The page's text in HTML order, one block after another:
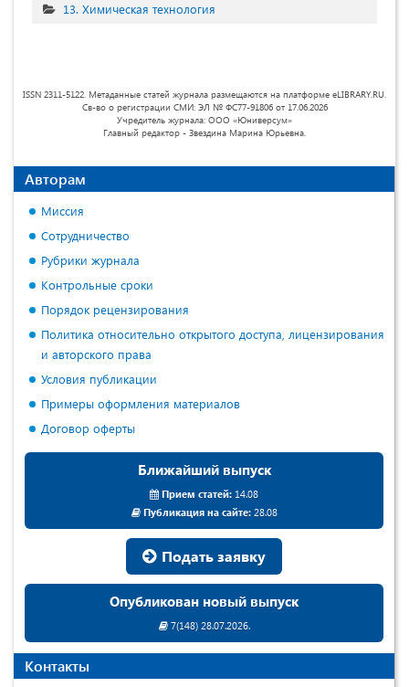
13. Химическая технология
ISSN 2311-5122. Метаданные статей журнала размещаются на платформе eLIBRARY.RU.
Св-во о регистрации СМИ: ЭЛ № ФС77-91806 от 17.06.2026
Учредитель журнала: ООО «Юниверсум»
Главный редактор - Звездина Марина Юрьевна.
Авторам
Миссия
Сотрудничество
Рубрики журнала
Контрольные сроки
Порядок рецензирования
Политика относительно открытого доступа, лицензирования
и авторского права
Условия публикации
Примеры оформления материалов
Договор оферты
Ближайший выпуск
Прием статей: 14.08
Публикация на сайте:28.08
Подать заявку
Опубликован новый выпуск
7(148) 28.07.2026.
Контакты